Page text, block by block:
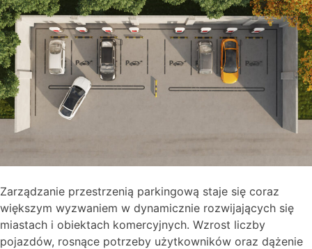
Zarządzanie przestrzenią parkingową staje się coraz
większym wyzwaniem w dynamicznie rozwijających się
miastach i obiektach komercyjnych. Wzrost liczby
pojazdów, rosnące potrzeby użytkowników oraz dążenie